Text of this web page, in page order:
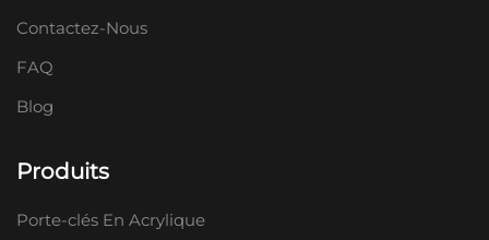
Contactez-Nous
FAQ
Blog
Produits
Porte-clés En Acrylique